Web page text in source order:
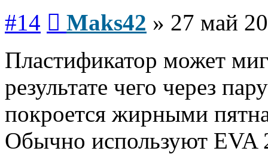
#14 Maks42 » 27 май
Пластификатор может
результате чего через
покроется жирными
Обычно используют EVA